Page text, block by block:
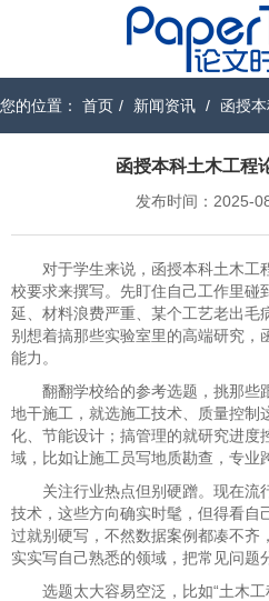
您的位置： 首页 / 新闻资讯 / 函授
函授本科土木工程
发布时间：2025-
对于学生来说，函授本科土木工
校要求来撰写。先盯住自己工作里碰
延、材料浪费严重、某个工艺老出毛
别想着搞那些实验室里的高端研究，
能力。
翻翻学校给的参考选题，挑那些
地干施工，就选施工技术、质量控制
化、节能设计；搞管理的就研究进度
域，比如让施工员写地质勘查，专业
关注行业热点但别硬蹭。现在流
技术，这些方向确实时髦，但得看自
过就别硬写，不然数据案例都凑不齐
实实写自己熟悉的领域，把常见问题
选题太大容易空泛，比如“土木